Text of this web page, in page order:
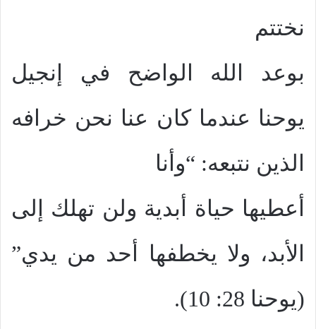
نختتم
بوعد الله الواضح في إنجيل
يوحنا عندما كان عنا نحن خرافه
الذين نتبعه: “وأنا
أعطيها حياة أبدية ولن تهلك إلى
الأبد، ولا يخطفها أحد من يدي”
(يوحنا 28: 10).